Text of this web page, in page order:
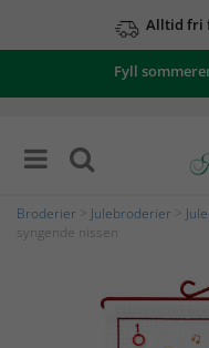
Alltid fri
Fyll
Broderier Julebroderier
syngende nissen